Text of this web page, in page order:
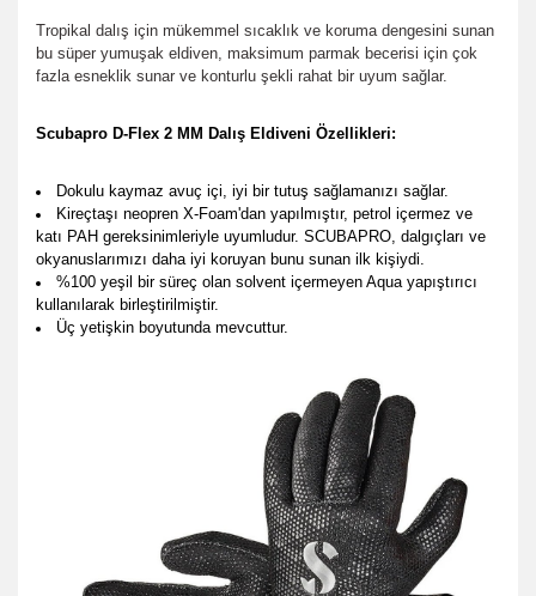
Tropikal dalış için mükemmel sıcaklık ve koruma dengesini sunan
bu süper yumuşak eldiven, maksimum parmak becerisi için çok
fazla esneklik sunar ve konturlu şekli rahat bir uyum sağlar.
Scubapro D-Flex 2 MM Dalış Eldiveni Özellikleri:
Dokulu kaymaz avuç içi, iyi bir tutuş sağlamanızı sağlar.
Kireçtaşı neopren X-Foam'dan yapılmıştır, petrol içermez ve
katı PAH gereksinimleriyle uyumludur. SCUBAPRO, dalgıçları ve
okyanuslarımızı daha iyi koruyan bunu sunan ilk kişiydi.
%100 yeşil bir süreç olan solvent içermeyen Aqua yapıştırıcı
kullanılarak birleştirilmiştir.
Üç yetişkin boyutunda mevcuttur.